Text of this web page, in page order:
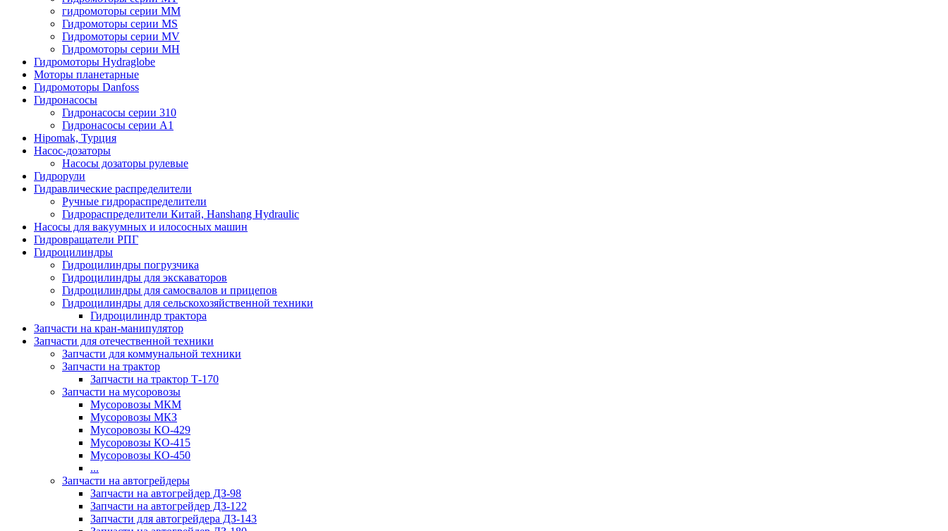
гидромоторы серии MM
Гидромоторы серии MS
Гидромоторы серии MV
Гидромоторы серии MH
Гидромоторы Hydraglobe
Моторы планетарные
Гидромоторы Danfoss
Гидронасосы
Гидронасосы серии 310
Гидронасосы серии А1
Hipomak, Турция
Насос-дозаторы
Насосы дозаторы рулевые
Гидрорули
Гидравлические распределители
Ручные гидрораспределители
Гидрораспределители Китай, Hanshang Hydraulic
Насосы для вакуумных и илососных машин
Гидровращатели РПГ
Гидроцилиндры
Гидроцилиндры погрузчика
Гидроцилиндры для экскаваторов
Гидроцилиндры для самосвалов и прицепов
Гидроцилиндры для сельскохозяйственной техники
Гидроцилиндр трактора
Запчасти на кран-манипулятор
Запчасти для отечественной техники
Запчасти для коммунальной техники
Запчасти на трактор
Запчасти на трактор Т-170
Запчасти на мусоровозы
Мусоровозы МКМ
Мусоровозы МКЗ
Мусоровозы КО-429
Мусоровозы КО-415
Мусоровозы КО-450
...
Запчасти на автогрейдеры
Запчасти на автогрейдер ДЗ-98
Запчасти на автогрейдер ДЗ-122
Запчасти для автогрейдера ДЗ-143